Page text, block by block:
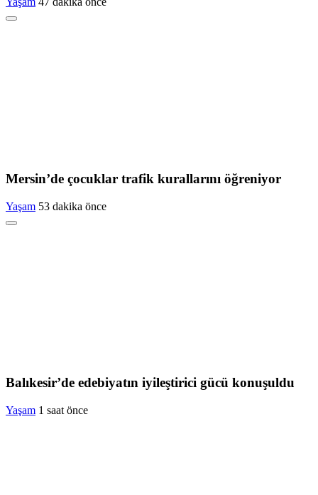
Mersin’de çocuklar trafik kurallarını öğreniyor
Yaşam 53 dakika önce
Balıkesir’de edebiyatın iyileştirici gücü konuşuldu
Yaşam 1 saat önce